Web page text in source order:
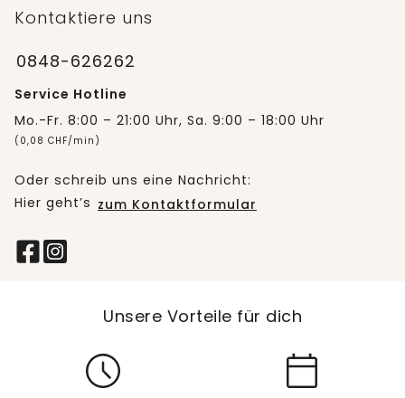
Kontaktiere uns
0848-626262
Service Hotline
Mo.-Fr. 8:00 – 21:00 Uhr, Sa. 9:00 – 18:00 Uhr
(0,08 CHF/min)
Oder schreib uns eine Nachricht:
Hier geht’s zum Kontaktformular
Unsere Vorteile für dich